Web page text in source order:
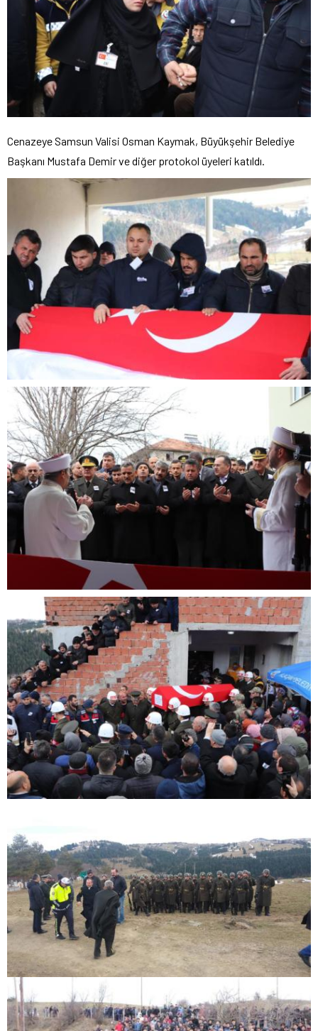
Cenazeye Samsun Valisi Osman Kaymak, Büyükşehir Belediye
Başkanı Mustafa Demir ve diğer protokol üyeleri katıldı.